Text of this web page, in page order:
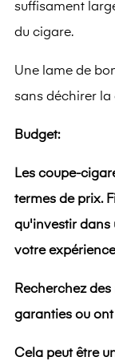
suffisament
du cigare.
Une lame de
sans déchirer la
Budget:
Les coupe-
termes de prix.
qu'investir dans
votre
Recherchez
garanties ou
Cela peut être